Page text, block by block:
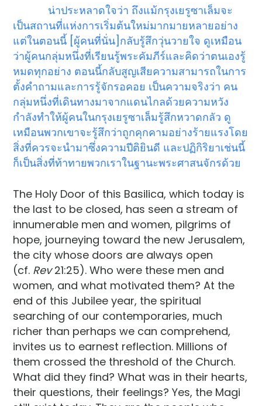
น่าประหลาดใจว่า ถึงแม้กรุงเยรูซาเล็มจะ
เป็นสถานที่แห่งการเริ่มต้นใหม่มากมายหลายอย่าง
แต่ในตอนนี้ [ผู้คนที่นั่น]กลับรู้สึกวุ่นวายใจ ดูเหมือน
ว่าผู้คนกลุ่มหนึ่งที่เรียนรู้พระคัมภีร์และคิดว่าตนเองรู้
หมดทุกอย่าง ตอนนี้กลับสูญเสียความสามารถในการ
ตั้งคำถามและการรู้จักรอคอย เป็นความจริงว่า คน
กลุ่มหนึ่งที่เดินทางมาจากแดนไกลด้วยความหวัง
กำลังทำให้ผู้คนในกรุงเยรูซาเล็มรู้สึกหวาดกลัว ดู
เหมือนพวกเขาจะรู้สึกว่าถูกคุกคามอย่างร้ายแรงโดย
สิ่งที่ควรจะนำมาซึ่งความปีติยินดี และปฏิกิริยาเช่นนี้
ก็เป็นสิ่งที่ท้าทายพวกเราในฐานะพระศาสนจักรด้วย
The Holy Door of this Basilica, which today is
the last to be closed, has seen a stream of
innumerable men and women, pilgrims of
hope, journeying toward the new Jerusalem,
the city whose doors are always open
(cf. Rev21:25). Who were these men and
women, and what motivated them? At the
end of this Jubilee year, the spiritual
searching of our contemporaries, much
richer than perhaps we can comprehend,
invites us to earnest reflection. Millions of
them crossed the threshold of the Church.
What did they find? What was in their hearts,
their questions, their feelings? Yes, the Magi